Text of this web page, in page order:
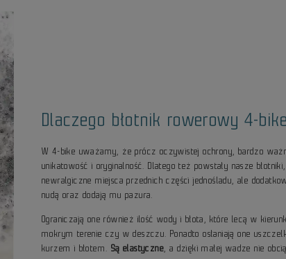
Dlaczego błotnik rowerowy 4-
W 4-bike uważamy, że prócz oczywistej ochrony, bardzo
unikatowość i oryginalność. Dlatego też powstały nasze
newralgiczne miejsca przednich części jednośladu, ale
nudą oraz dodają mu pazura.
Ograniczają one również ilość wody i błota, które lecą w
mokrym terenie czy w deszczu. Ponadto osłaniają one
kurzem i błotem. Są elastyczne, a dzięki małej wadze nie